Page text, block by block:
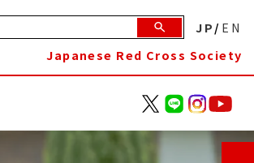
JP/ EN
Japanese Red Cross Society